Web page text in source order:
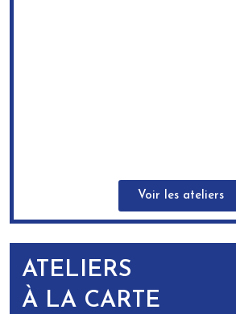
Voir les ateliers
ATELIERS
À LA CARTE